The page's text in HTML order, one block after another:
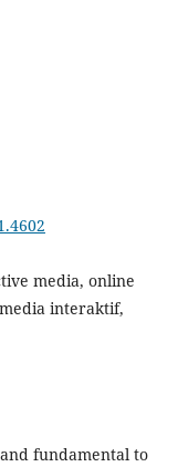
media, online
interaktif,
fundamental to